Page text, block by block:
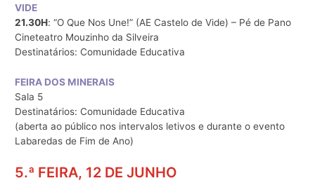
VIDE
21.30H: “O Que Nos Une!” (AE Castelo de Vide) – Pé de Pano
Cineteatro Mouzinho da Silveira
Destinatários: Comunidade Educativa
FEIRA DOS MINERAIS
Sala 5
Destinatários: Comunidade Educativa
(aberta ao público nos intervalos letivos e durante o evento
Labaredas de Fim de Ano)
5.ª FEIRA, 12 DE JUNHO